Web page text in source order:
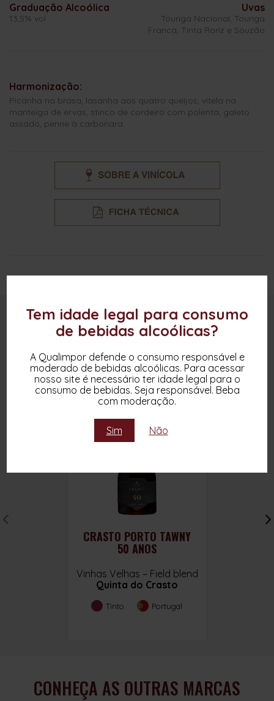
Tem idade legal para consumo
de bebidas alcoólicas?
A Qualimpor defende o consumo responsável e
moderado de bebidas alcoólicas. Para acessar
nosso site é necessário ter idade legal para o
consumo de bebidas. Seja responsável. Beba
com moderação.
Sim Não
Graduação Alcoólica
13,5% vol
Uvas
Touriga Nacional, Touriga
Franca, Tinta Roriz e Souzão
Harmonização:
Picanha na brasa, lasanha aos quatro queijos, vitela na
manteiga de ervas, stinco de cordeiro com polenta, galeto
assado, penne à carbonara.
OUTROS PRODUTOS DESTA MARCA
CRASTO PORTO TAWNY
50 ANOS
Vinhas Velhas – Field blend
Quinta do Crasto
Tinto Portugal
CONHEÇA AS OUTRAS MARCAS